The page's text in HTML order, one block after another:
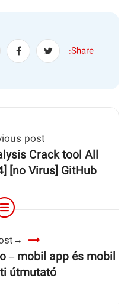
Share:
post
Crack tool All
[no Virus] GitHub
– mobil app és mobil
útmutató